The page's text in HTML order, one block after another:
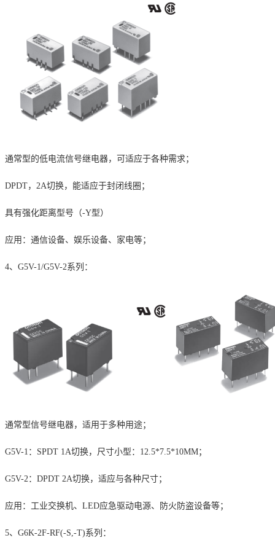
通常型的低电流信号继电器，可适应于各种需求；
DPDT， 2A切换，能适应于封闭线圈；
具有强化距离型号（-Y型）
应用：通信设备、娱乐设备、家电等；
4、 G5V-1/G5V-2系列：
通常型信号继电器，适用于多种用途；
G5V-1 ： SPDT 1A切换，尺寸小型： 12.5*7.5*10MM；
G5V-2： DPDT 2A切换，适应与各种尺寸；
应用：工业交换机、 LED应急驱动电源、防火防盗设备等；
5、 G6K-2F-RF(-S,-T)系列：